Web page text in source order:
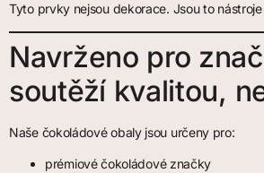
Tyto prvky nejsou dekorace. Jsou to
Navrženo pro
soutěží kvalitou,
Naše čokoládové obaly jsou určeny pro:
prémiové čokoládové značky